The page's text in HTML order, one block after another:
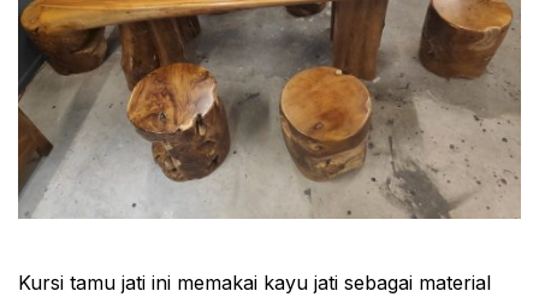
Kursi tamu jati ini memakai kayu jati sebagai material